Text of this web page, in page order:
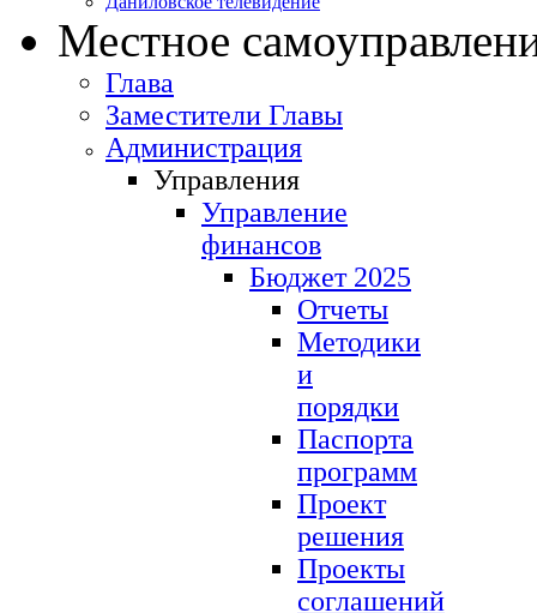
Местное
Глава
Заместители Главы
Администрация
Управления
Управление
финансов
Бюджет 2025
Отчеты
Методики
и
порядки
Паспорта
программ
Проект
решения
Проекты
соглашений